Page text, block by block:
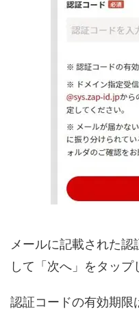
メールに記載された
して「次へ」をタップ
認証コードの有効期限